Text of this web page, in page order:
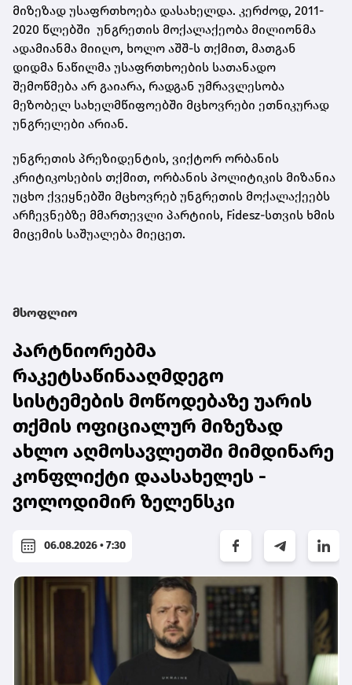
მიზეზად უსაფრთხოება დასახელდა. კერძოდ, 2011-
2020 წლებში უნგრეთის მოქალაქეობა მილიონმა
ადამიანმა მიიღო, ხოლო აშშ-ს თქმით, მათგან
დიდმა ნაწილმა უსაფრთხოების სათანადო
შემოწმება არ გაიარა, რადგან უმრავლესობა
მეზობელ სახელმწიფოებში მცხოვრები ეთნიკურად
უნგრელები არიან.
უნგრეთის პრეზიდენტის, ვიქტორ ორბანის
კრიტიკოსების თქმით, ორბანის პოლიტიკის მიზანია
უცხო ქვეყნებში მცხოვრებ უნგრეთის მოქალაქეებს
არჩევნებზე მმართევლი პარტიის, Fidesz-სთვის ხმის
მიცემის საშუალება მიეცეთ.
მსოფლიო
პარტნიორებმა
რაკეტსაწინააღმდეგო
სისტემების მოწოდებაზე უარის
თქმის ოფიციალურ მიზეზად
ახლო აღმოსავლეთში მიმდინარე
კონფლიქტი დაასახელეს -
ვოლოდიმირ ზელენსკი
06.08.2026 • 7:30